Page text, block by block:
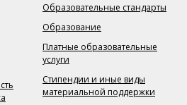
Образовательные стандарты
Образование
Платные образовательные
услуги
Стипендии и иные виды
материальной поддержки